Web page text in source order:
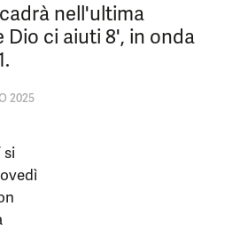
nell'ultima
Dio ci aiuti 8', in onda
2025
si